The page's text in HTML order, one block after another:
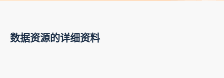
数据资源的详细资料